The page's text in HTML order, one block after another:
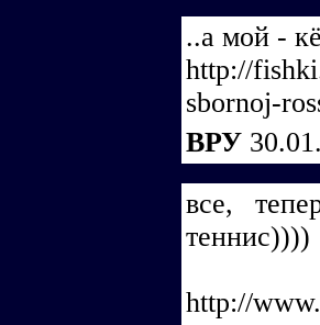
..а мой -
http://
sbornoj-
ВРУ
все,
теннис))))
http://